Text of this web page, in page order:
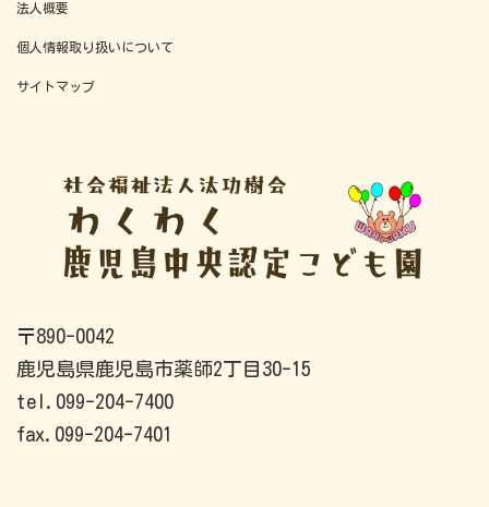
法人概要
個人情報取り扱いについて
サイトマップ
〒890-0042
鹿児島県鹿児島市薬師2丁目30-15
tel.099-204-7400
fax.099-204-7401